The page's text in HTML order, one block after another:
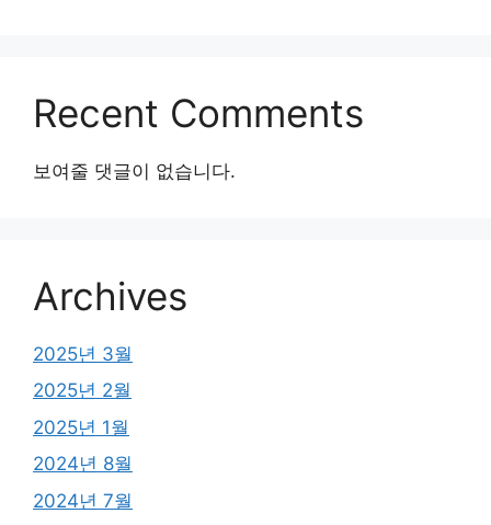
Recent Comments
보여줄 댓글이 없습니다.
Archives
2025년 3월
2025년 2월
2025년 1월
2024년 8월
2024년 7월